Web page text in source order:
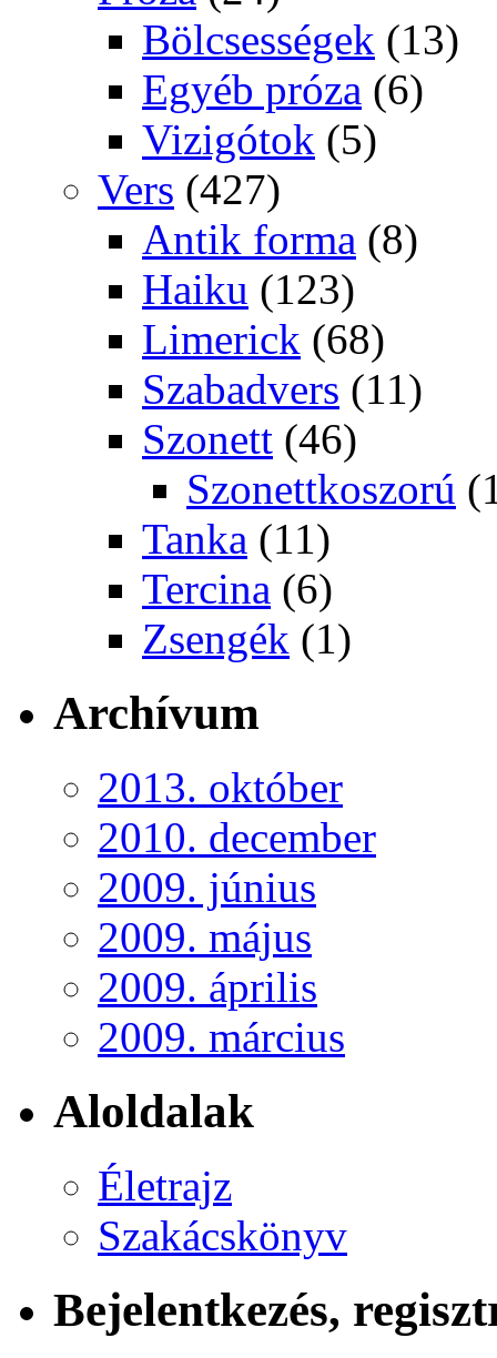
Bölcsességek (13)
Egyéb próza (6)
Vizigótok (5)
Vers (427)
Antik forma (8)
Haiku (123)
Limerick (68)
Szabadvers (11)
Szonett (46)
Szonettkoszorú
Tanka (11)
Tercina (6)
Zsengék (1)
Archívum
2013. október
2010. december
2009. június
2009. május
2009. április
2009. március
Aloldalak
Életrajz
Szakácskönyv
Bejelentkezés,